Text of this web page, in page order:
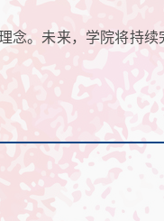
念。未来，学院将持